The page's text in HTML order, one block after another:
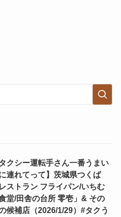
タクシー運転手さん一番うまい
連れてって】茨城県つくば
レストラン フライパン/いちむ
堂/田舎の台所 零壱」& その
候補店（2026/1/29）#タクう